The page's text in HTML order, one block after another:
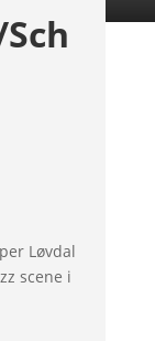
Løvdal
scene i